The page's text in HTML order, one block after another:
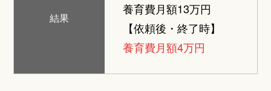
結果
養育費月額13万円
【依頼後・終了時】
養育費月額4万円